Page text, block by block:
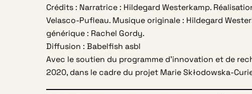
Crédits : Narratrice : Hildegard Westerkamp.
Velasco-Pufleau. Musique originale : Hildegard
générique : Rachel Gordy.
Diffusion : Babelfish asbl
Avec le soutien du programme d’innovation et de
2020, dans le cadre du projet Marie Skłodowska-Curie